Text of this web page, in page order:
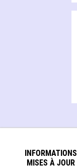
INFORMATIONS
MISES À JOUR